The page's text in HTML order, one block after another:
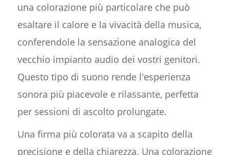
una colorazione più particolare che può
esaltare il calore e la vivacità della musica,
conferendole la sensazione analogica del
vecchio impianto audio dei vostri genitori.
Questo tipo di suono rende l'esperienza
sonora più piacevole e rilassante, perfetta
per sessioni di ascolto prolungate.
Una firma più colorata va a scapito della
precisione e della chiarezza. Una colorazione